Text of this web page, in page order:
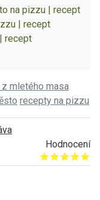
na pizzu | recept
| recept
recept
mletého masa
recepty na pizzu
Hodnocení
Give it 1/5
Give it 2/5
Give it 3/5
Give it 4/5
Give it 5/5